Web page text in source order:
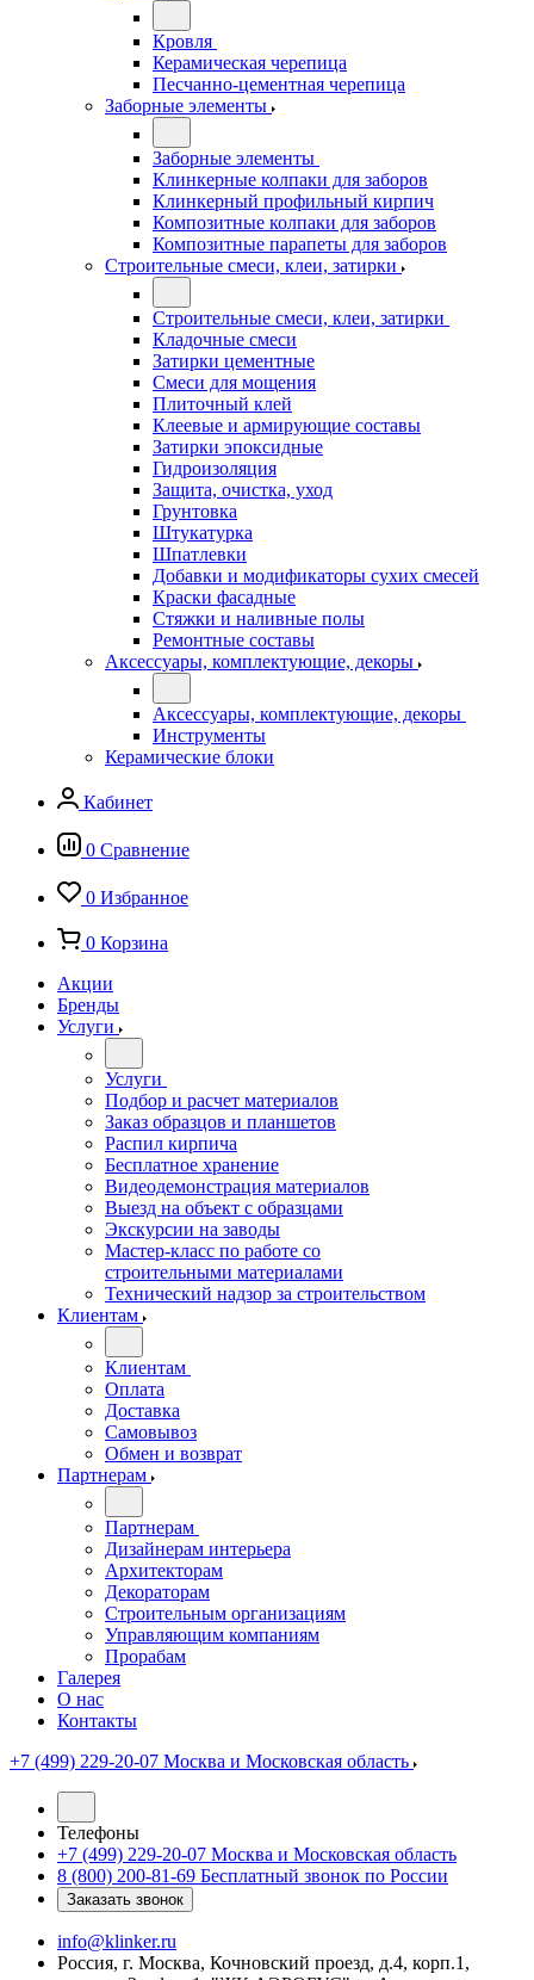
Кровля
Керамическая черепица
Песчанно-цементная черепица
Заборные элементы
Заборные элементы
Клинкерные колпаки для заборов
Клинкерный профильный кирпич
Композитные колпаки для заборов
Композитные парапеты для заборов
Строительные смеси, клеи, затирки
Строительные смеси, клеи, затирки
Кладочные смеси
Затирки цементные
Смеси для мощения
Плиточный клей
Клеевые и армирующие составы
Затирки эпоксидные
Гидроизоляция
Защита, очистка, уход
Грунтовка
Штукатурка
Шпатлевки
Добавки и модификаторы сухих смесей
Краски фасадные
Стяжки и наливные полы
Ремонтные составы
Аксессуары, комплектующие, декоры
Аксессуары, комплектующие, декоры
Инструменты
Керамические блоки
Кабинет
0 Сравнение
0 Избранное
0 Корзина
Акции
Бренды
Услуги
Услуги
Подбор и расчет материалов
Заказ образцов и планшетов
Распил кирпича
Бесплатное хранение
Видеодемонстрация материалов
Выезд на объект с образцами
Экскурсии на заводы
Мастер-класс по работе со
строительными материалами
Технический надзор за строительством
Клиентам
Клиентам
Оплата
Доставка
Самовывоз
Обмен и возврат
Партнерам
Партнерам
Дизайнерам интерьера
Архитекторам
Декораторам
Строительным организациям
Управляющим компаниям
Прорабам
Галерея
О нас
Контакты
+7 (499) 229-20-07 Москва и Московская область
Телефоны
+7 (499) 229-20-07 Москва и Московская область
8 (800) 200-81-69 Бесплатный звонок по России
Заказать звонок
info@klinker.ru
Россия, г. Москва, Кочновский проезд, д.4, корп.1,